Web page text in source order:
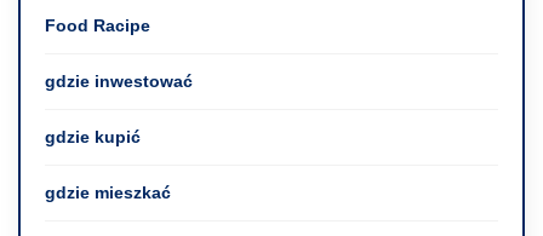
Food Racipe
gdzie inwestować
gdzie kupić
gdzie mieszkać